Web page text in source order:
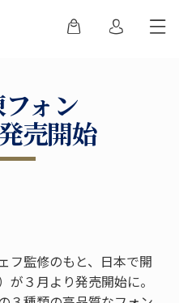
ォン
売開始
フ監修のもと、日本で開
３月より発売開始に。